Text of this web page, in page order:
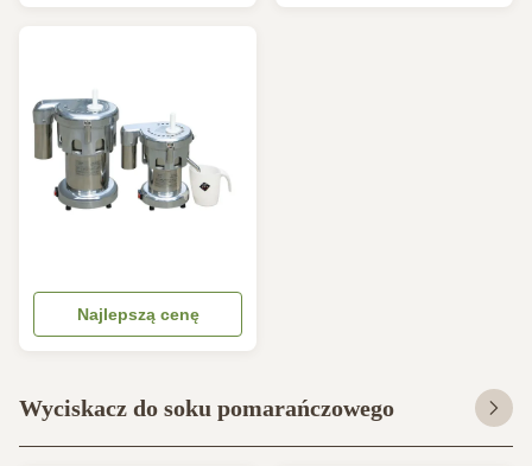
Najlepszą cenę
Wyciskacz do soku pomarańczowego